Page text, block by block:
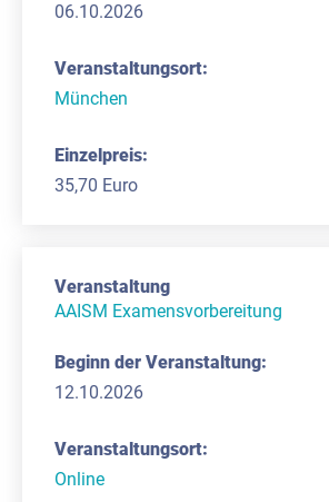
06.10.2026
München
35,70 Euro
AAISM Examensvorbereitung
12.10.2026
Online